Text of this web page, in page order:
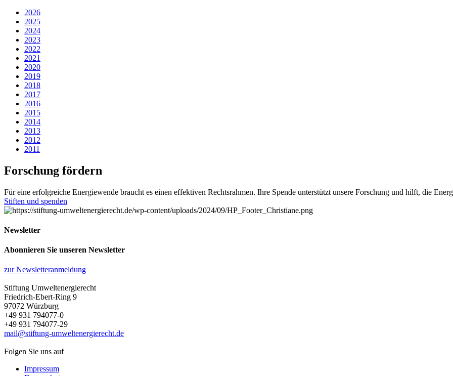
2026
2025
2024
2023
2022
2021
2020
2019
2018
2017
2016
2015
2014
2013
2012
2011
Forschung fördern
Für eine erfolgreiche Energiewende braucht es einen effektiven Rechtsrahmen. Ihre Spende unterstützt unsere Forschung und hilft, die
Stiften und spenden
Newsletter
Abonnieren Sie unseren Newsletter
zur Newsletteranmeldung
Stiftung Umweltenergierecht
Friedrich-Ebert-Ring 9
97072 Würzburg
+49 931 794077-0
+49 931 794077-29
mail@stiftung-umweltenergierecht.de
Folgen Sie uns auf
Impressum